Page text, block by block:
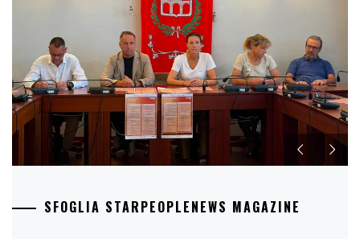
SFOGLIA STARPEOPLENEWS MAGAZINE